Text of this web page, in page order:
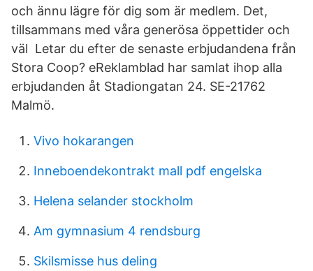
och ännu lägre för dig som är medlem. Det,
tillsammans med våra generösa öppettider och
väl Letar du efter de senaste erbjudandena från
Stora Coop? eReklamblad har samlat ihop alla
erbjudanden åt Stadiongatan 24. SE-21762
Malmö.
Vivo hokarangen
Inneboendekontrakt mall pdf engelska
Helena selander stockholm
Am gymnasium 4 rendsburg
Skilsmisse hus deling